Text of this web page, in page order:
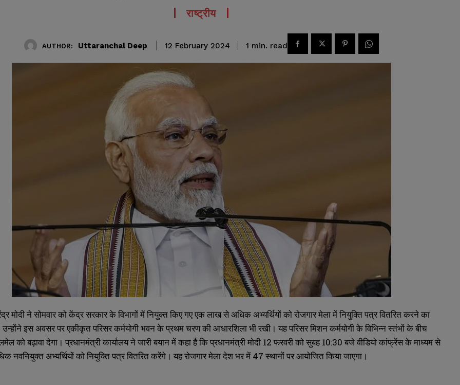
राष्ट्रीय
AUTHOR: Uttaranchal Deep 12 February 2024 1 min. read
मोदी ने सोमवार को केंद्र सरकार के विभागों में नियुक्त किए गए एक लाख से अधिक अभ्यर्थियों को रोजगार मेला में नियुक्ति पत्र वितरित करने का
इस अवसर पर एकीकृत परिसर कर्मयोगी भवन के प्रथम चरण की आधारशिला भी रखी। यह परिसर मिशन कर्मयोगी के विभिन्न स्तंभों के बीच
को बढ़ावा देगा। प्रधानमंत्री कार्यालय ने जारी बयान में कहा है कि प्रधानमंत्री मोदी 12 फरवरी को सुबह 10:30 बजे वीडियो कांफ्रेंस के माध्यम से
नवनियुक्त अभ्यर्थियों को नियुक्ति पत्र वितरित करेंगे। यह रोजगार मेला देश भर में 47 स्थानों पर आयोजित किया जाएगा।